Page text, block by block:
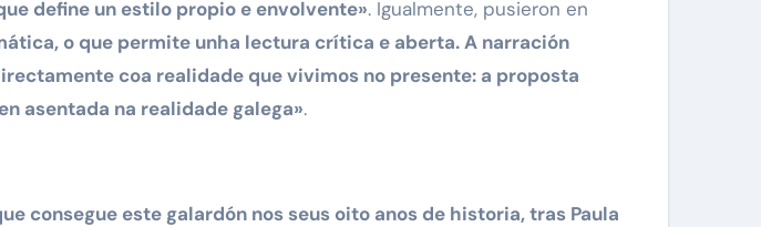
define un estilo propio e envolvente». Igualmente, pusieron en
o que permite unha lectura crítica e aberta. A narración
coa realidade que vivimos no presente: a proposta
asentada na realidade galega».
consegue este galardón nos seus oito anos de historia, tras Paula